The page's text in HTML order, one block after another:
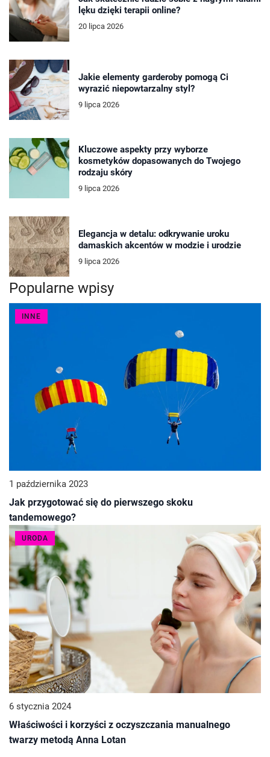
lęku dzięki terapii online?
20 lipca 2026
Jakie elementy garderoby pomogą Ci
wyrazić niepowtarzalny styl?
9 lipca 2026
Kluczowe aspekty przy wyborze
kosmetyków dopasowanych do Twojego
rodzaju skóry
9 lipca 2026
Elegancja w detalu: odkrywanie uroku
damaskich akcentów w modzie i urodzie
9 lipca 2026
Popularne wpisy
INNE
1 października 2023
Jak przygotować się do pierwszego skoku
tandemowego?
URODA
6 stycznia 2024
Właściwości i korzyści z oczyszczania manualnego
twarzy metodą Anna Lotan